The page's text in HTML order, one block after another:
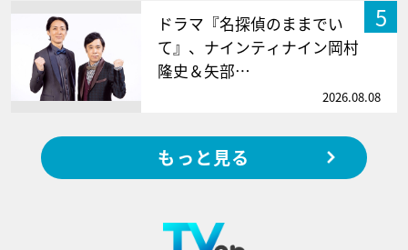
5
ドラマ『名探偵のままでい
て』、ナインティナイン岡村
隆史＆矢部…
2026.08.08
もっと見る